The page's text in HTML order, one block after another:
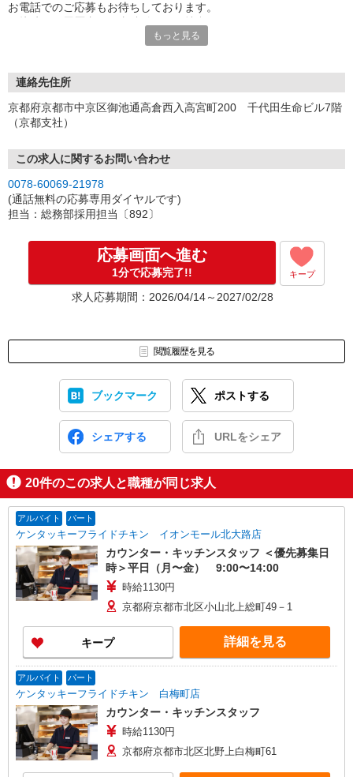
お電話でのご応募もお待ちしております。
もっと見る
連絡先住所
京都府京都市中京区御池通高倉西入高宮町200 千代田生命ビル7階
（京都支社）
この求人に関するお問い合わせ
0078-60069-21978
(通話無料の応募専用ダイヤルです)
担当：総務部採用担当〔892〕
応募画面へ進む
1分で応募完了!! キープ
求人応募期間：2026/04/14～2027/02/28
閲覧履歴を見る
ブックマーク ポストする
シェアする URLをシェア
20件のこの求人と職種が同じ求人
アルバイト パート
ケンタッキーフライドチキン イオンモール北大路店
カウンター・キッチンスタッフ ＜優先募集日
時＞平日（月〜金） 9:00〜14:00
時給1130円
京都府京都市北区小山北上総町49－1
キープ 詳細を見る
アルバイト パート
ケンタッキーフライドチキン 白梅町店
カウンター・キッチンスタッフ
時給1130円
京都府京都市北区北野上白梅町61